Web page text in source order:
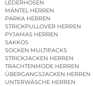
LEDERHOSEN
MÄNTEL HERREN
PARKA HERREN
STRICKPULLOVER HERREN
PYJAMAS HERREN
SAKKOS
SOCKEN MULTIPACKS
STRICKJACKEN HERREN
TRACHTENMODE HERREN
ÜBERGANGSJACKEN HERREN
UNTERWÄSCHE HERREN